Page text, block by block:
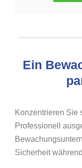
Ein
Konzentrieren Sie
Professionell
Sicherheit